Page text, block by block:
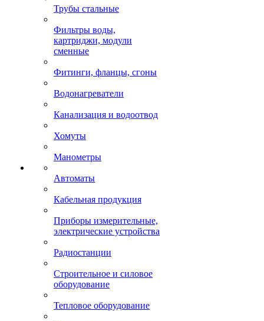
Трубы стальные
Фильтры воды,
картриджи, модули
сменные
Фитинги, фланцы, сгоны
Водонагреватели
Канализация и водоотвод
Хомуты
Манометры
Автоматы
Кабельная продукция
Приборы измерительные,
электрические устройства
Радиостанции
Строительное и силовое
оборудование
Тепловое оборудование